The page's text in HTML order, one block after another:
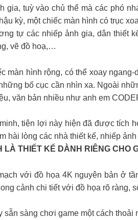
gia, tuỳ vào chủ thể mà các phó
kỳ, một chiếc màn hình có trục
tự các nhiếp ảnh gia, dân thiết
vẽ đồ hoạ,…
màn hình rộng, có thể xoay
bố cục cần nhìn xa. Ngoài
văn bản nhiều như anh em
tiện lợi này hiện đã được tích
hài lòng các nhà thiết kế, nhiếp
LÀ THIẾT KẾ DÀNH RIÊNG CHO
với đồ họa 4K nguyên bản ở
cảnh chi tiết với đồ họa rõ
sẵn sàng chơi game một cách thoải